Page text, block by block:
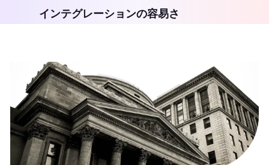
インテグレーションの容易さ